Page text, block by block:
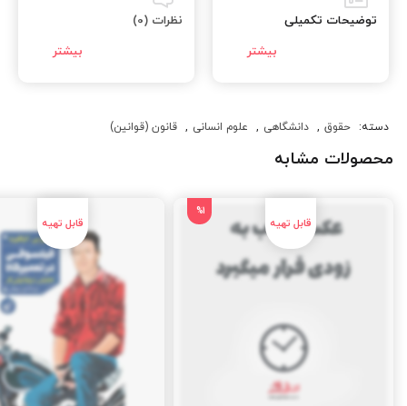
توضیحات تکمیلی نظرات (0)
دسته: حقوق , دانشگاهی , علوم انسانی , قانون (قوانین)
محصولات مشابه